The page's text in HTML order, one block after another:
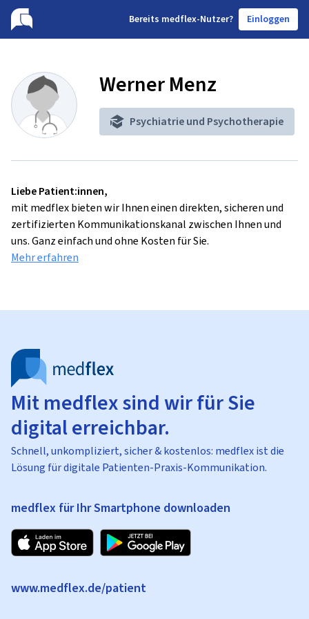
Bereits medflex-Nutzer? Einloggen
Werner Menz
Psychiatrie und Psychotherapie
Liebe Patient:innen,
mit medflex bieten wir Ihnen einen direkten, sicheren und
zertifizierten Kommunikationskanal zwischen Ihnen und
uns. Ganz einfach und ohne Kosten für Sie.
Mehr erfahren
Mit medflex sind wir für Sie
digital erreichbar.
Schnell, unkompliziert, sicher & kostenlos: medflex ist die
Lösung für digitale Patienten-Praxis-Kommunikation.
medflex für Ihr Smartphone downloaden
www.medflex.de/patient